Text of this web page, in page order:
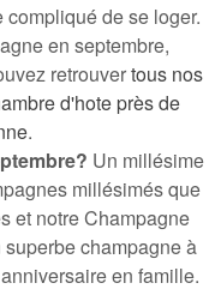
de se loger.
en septembre,
retrouvertous nos
d'hote près de
.
Un millésime
millésimés que
et notreChampagne
champagne à
en famille.